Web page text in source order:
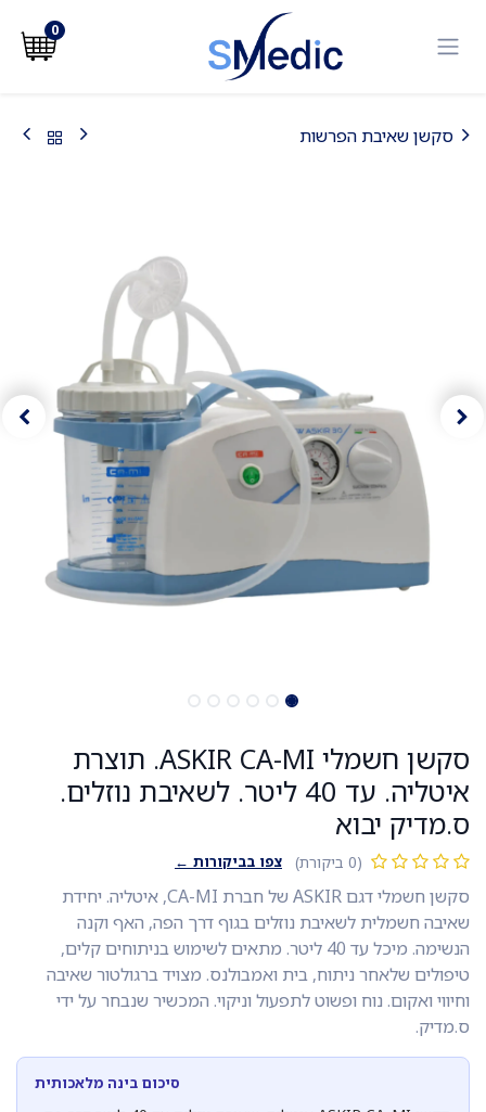
0
סקשן שאיבת הפרשות
סקשן חשמלי ASKIR CA-MI. תוצרת
איטליה. עד 40 ליטר. לשאיבת נוזלים.
ס.מדיק יבוא
(0 ביקורת) צפו בביקורות ←
סקשן חשמלי דגם ASKIR של חברת CA-MI, איטליה. יחידת
שאיבה חשמלית לשאיבת נוזלים בגוף דרך הפה, האף וקנה
הנשימה. מיכל עד 40 ליטר. מתאים לשימוש בניתוחים קלים,
טיפולים שלאחר ניתוח, בית ואמבולנס. מצויד ברגולטור שאיבה
וחיווי ואקום. נוח ופשוט לתפעול וניקוי. המכשיר שנבחר על ידי
ס.מדיק.
סיכום בינה מלאכותית